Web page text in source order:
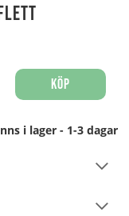
Köp
i lager - 1-3 dagar